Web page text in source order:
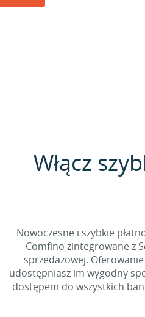
Włącz
Nowoczesne i szybkie
Comfino zintegrowane z
sprzedażowej.
udostępniasz im wygodny
dostępem do wszystkich